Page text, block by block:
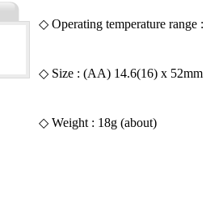
◇ Operating temperature
◇ Size : (AA) 14.6(16) x 52mm
◇ Weight : 18g (about)